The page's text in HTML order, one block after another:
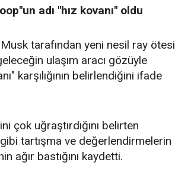
adı "hız kovanı" oldu
tarafından yeni nesil ray ötesi
ulaşım aracı gözüyle
karşılığının belirlendiğini ifade
çok uğraştırdığını belirten
tartışma ve değerlendirmelerin
ağır bastığını kaydetti.